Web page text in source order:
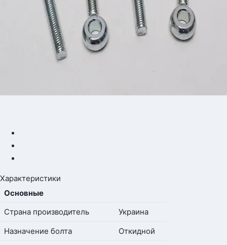
Характеристики
Основные
Страна производитель
Украина
Назначение болта
Откидной